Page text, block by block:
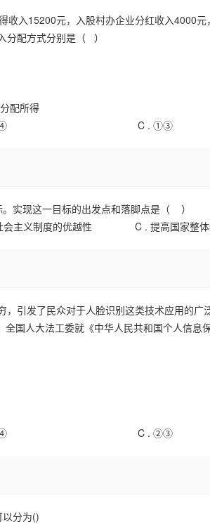
收入15200元，入股村办企业分红收入4000
分配方式分别是（ ）
配所得
C . ①③
实现这一目标的出发点和落脚点是（ ）
会主义制度的优越性 C . 提高国家整
，引发了民众对于人脸识别这类技术应用的
国人大法工委就《中华人民共和国个人信
C . ②③
以分为()